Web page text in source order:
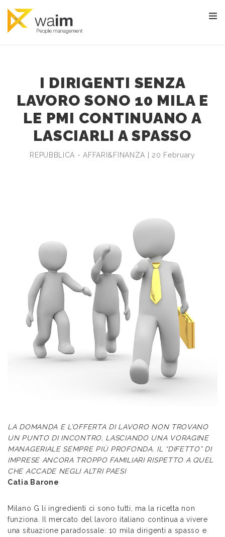
I DIRIGENTI SENZA
LAVORO SONO 10 MILA E
LE PMI CONTINUANO A
LASCIARLI A SPASSO
REPUBBLICA - AFFARI&FINANZA | 20 February
LA DOMANDA E L’OFFERTA DI LAVORO NON TROVANO
UN PUNTO DI INCONTRO, LASCIANDO UNA VORAGINE
MANAGERIALE SEMPRE PIÙ PROFONDA. IL “DIFETTO” DI
IMPRESE ANCORA TROPPO FAMILIARI RISPETTO A QUEL
CHE ACCADE NEGLI ALTRI PAESI
Catia Barone
Milano G li ingredienti ci sono tutti, ma la ricetta non
funziona. Il mercato del lavoro italiano continua a vivere
una situazione paradossale: 10 mila dirigenti a spasso e